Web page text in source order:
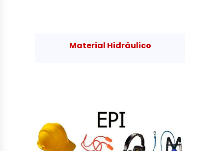
Material Hidráulico